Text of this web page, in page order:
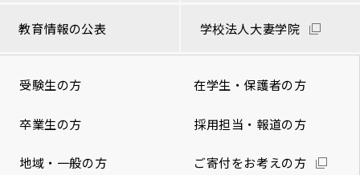
教育情報の公表 学校法人大妻学院
受験生の方 在学生・保護者の方
卒業生の方 採用担当・報道の方
地域・一般の方 ご寄付をお考えの方